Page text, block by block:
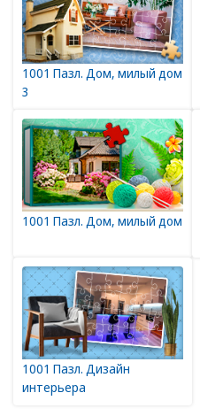
1001 Пазл. Дом, милый дом
3
1001 Пазл. Дом, милый дом
1001 Пазл. Дизайн
интерьера